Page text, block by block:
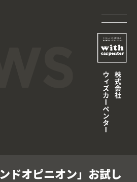
ドオピニオン」お試し